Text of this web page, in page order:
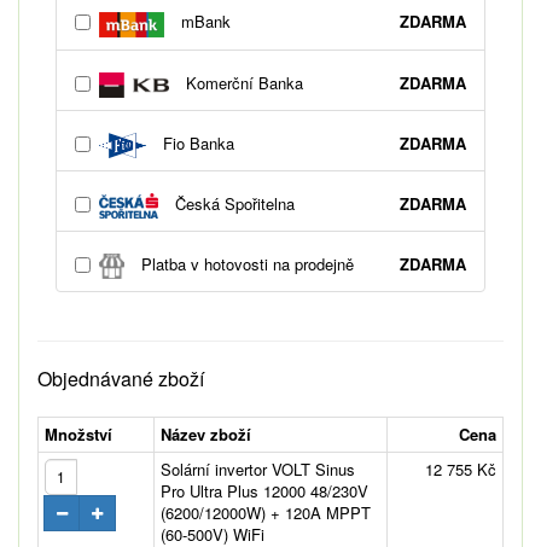
mBank ZDARMA
Komerční Banka ZDARMA
Fio Banka ZDARMA
Česká Spořitelna ZDARMA
Platba v hotovosti na prodejně ZDARMA
Objednávané zboží
Množství Název zboží
Cena
Solární invertor VOLT Sinus
Pro Ultra Plus 12000 48/230V
(6200/12000W) + 120A MPPT
(60-500V) WiFi
12 755 Kč